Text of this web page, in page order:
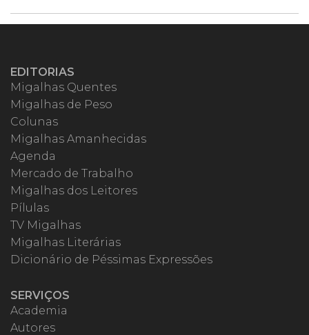
EDITORIAS
Migalhas Quentes
Migalhas de Peso
Colunas
Migalhas Amanhecidas
Agenda
Mercado de Trabalho
Migalhas dos Leitores
Pílulas
TV Migalhas
Migalhas Literárias
Dicionário de Péssimas Expressões
SERVIÇOS
Academia
Autores